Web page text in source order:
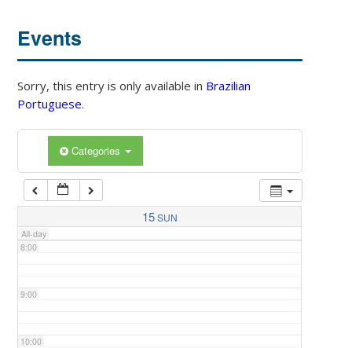
Events
Sorry, this entry is only available in Brazilian
Portuguese.
Categories
15SUN
All-day
4:00
5:00
7:00
8:00
9:00
10:00